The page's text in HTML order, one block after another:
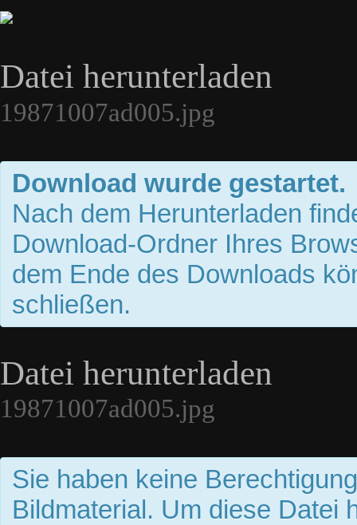
Datei herunterladen
19871007ad005.jpg
Download wurde gestartet.
Nach dem Herunterladen
Download-Ordner Ihres
dem Ende des Downloads
schließen.
Datei herunterladen
19871007ad005.jpg
Sie haben keine
Bildmaterial. Um diese Datei